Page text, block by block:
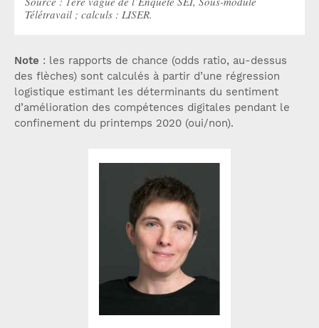
Télétravail ; calculs : LISER.
Note : les rapports de chance (odds ratio, au-dessus
des flèches) sont calculés à partir d’une régression
logistique estimant les déterminants du sentiment
d’amélioration des compétences digitales pendant le
confinement du printemps 2020 (oui/non).